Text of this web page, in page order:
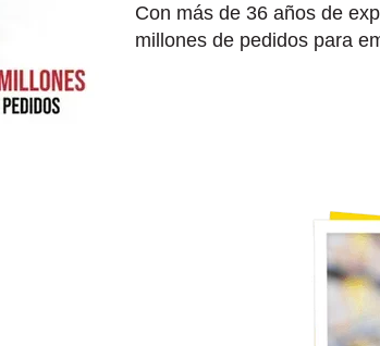
Con más de 36 años de
millones de pedidos para